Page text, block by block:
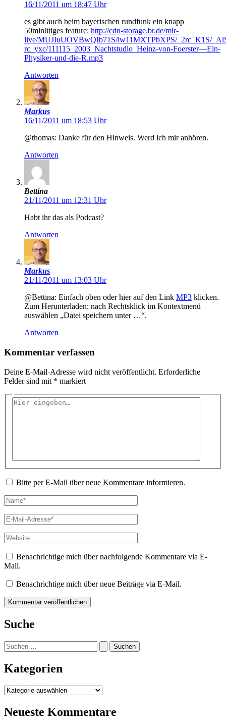
16/11/2011 um 18:47 Uhr
es gibt auch beim bayerischen rundfunk ein knapp
50minütiges feature: http://cdn-storage.br.de/mir-
live/MUJIuUOVBwQIb71S/iw11MXTPbXPS/_2rc_K1S/
rc_yxc/111115_2003_Nachtstudio_Heinz-von-Foerster—Ein-
Physiker-und-die-R.mp3
Antworten
Markus
16/11/2011 um 18:53 Uhr
@thomas: Danke für den Hinweis. Werd ich mir anhören.
Antworten
Bettina
21/11/2011 um 12:31 Uhr
Habt ihr das als Podcast?
Antworten
Markus
21/11/2011 um 13:03 Uhr
@Bettina: Einfach oben oder hier auf den Link MP3 klicken.
Zum Herunterladen: nach Rechtsklick im Kontextmenü
auswählen „Datei speichern unter …“.
Antworten
Kommentar verfassen
Deine E-Mail-Adresse wird nicht veröffentlicht. Erforderliche
Felder sind mit * markiert
Hier
Bitte per E-Mail über neue Kommentare informieren.
Name*
E-
Mail-
Adresse*
Website
Benachrichtige mich über nachfolgende Kommentare via E-
Mail.
Benachrichtige mich über neue Beiträge via E-Mail.
Suche
Suchen
nach:
Kategorien
Kategorien
Neueste Kommentare